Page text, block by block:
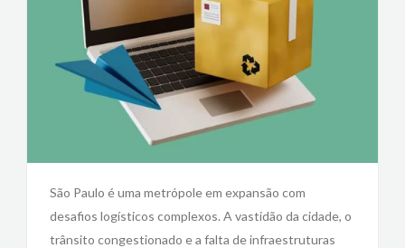
São Paulo é uma metrópole em expansão com
desafios logísticos complexos. A vastidão da cidade, o
trânsito congestionado e a falta de infraestruturas